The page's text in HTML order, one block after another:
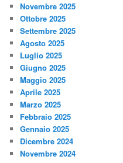
Novembre 2025
Ottobre 2025
Settembre 2025
Agosto 2025
Luglio 2025
Giugno 2025
Maggio 2025
Aprile 2025
Marzo 2025
Febbraio 2025
Gennaio 2025
Dicembre 2024
Novembre 2024